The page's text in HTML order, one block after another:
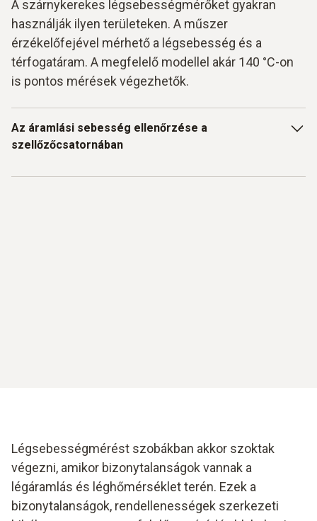
A szárnykerekes légsebességmérőket gyakran
használják ilyen területeken. A műszer
érzékelőfejével mérhető a légsebesség és a
térfogatáram. A megfelelő modellel akár 140 °C-on
is pontos mérések végezhetők.
Az áramlási sebesség ellenőrzése a
szellőzőcsatornában
Légsebességmérést szobákban akkor szoktak
végezni, amikor bizonytalanságok vannak a
légáramlás és léghőmérséklet terén. Ezek a
bizonytalanságok, rendellenességek szerkezeti